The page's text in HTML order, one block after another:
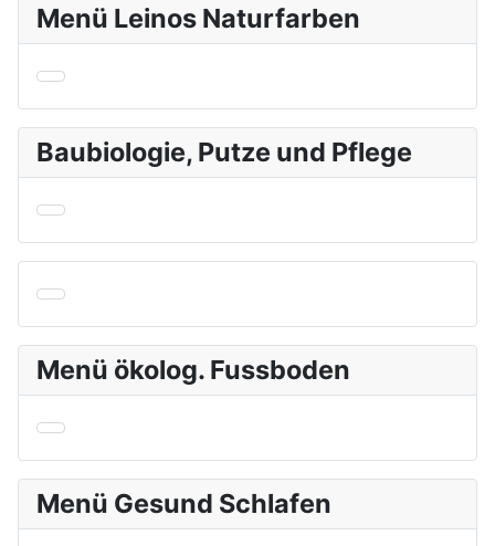
Menü Leinos Naturfarben
Baubiologie, Putze und Pflege
Menü ökolog. Fussboden
Menü Gesund Schlafen